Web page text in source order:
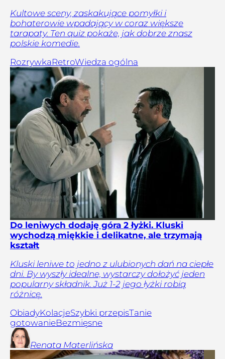
Kultowe sceny, zaskakujące pomyłki i
bohaterowie wpadający w coraz większe
tarapaty. Ten quiz pokaże, jak dobrze znasz
polskie komedie.
RozrywkaRetroWiedza ogólna
Do leniwych dodaję góra 2 łyżki. Kluski
wychodzą miękkie i delikatne, ale trzymają
kształt
Kluski leniwe to jedno z ulubionych dań na ciepłe
dni. By wyszły idealne, wystarczy dołożyć jeden
popularny składnik. Już 1-2 jego łyżki robią
różnicę.
ObiadyKolacjeSzybki przepisTanie
gotowanieBezmięsne
Renata Materlińska